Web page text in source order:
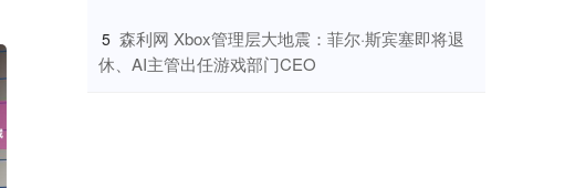
5 ​森利网 Xbox管理层大地震：菲尔·斯宾塞即将退
休、AI主管出任游戏部门CEO